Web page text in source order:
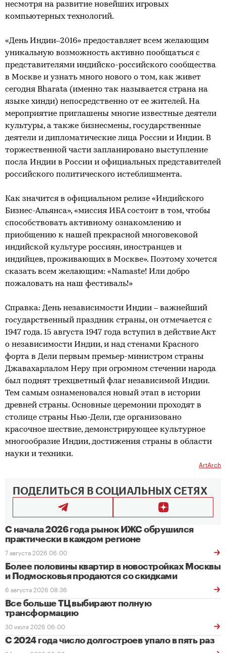
несмотря на развитие новейших игровых
компьютерных технологий.
«День Индии–2016» предоставляет всем желающим
уникальную возможность активно пообщаться с
представителями индийско-российского сообщества
в Москве и узнать много нового о том, как живет
сегодня Bharata (именно так называется страна на
языке хинди) непосредственно от ее жителей. На
мероприятие приглашены многие известные деятели
культуры, а также бизнесмены, государственные
деятели и дипломатические лица России и Индии. В
торжественной части запланировано выступление
посла Индии в России и официальных представителей
российского политического истеблишмента.
Как значится в официальном релизе «Индийского
Бизнес-Альянса», «миссия ИБА состоит в том, чтобы
способствовать активному ознакомлению и
приобщению к нашей прекрасной многовековой
индийской культуре россиян, иностранцев и
индийцев, проживающих в Москве». Поэтому хочется
сказать всем желающим: «Namaste! Или добро
пожаловать на наш фестиваль!»
Справка: День независимости Индии – важнейший
государственный праздник страны, он отмечается с
1947 года. 15 августа 1947 года вступил в действие Акт
о независимости Индии, и над стенами Красного
форта в Дели первым премьер-министром страны
Джавахарлалом Неру при огромном стечении народа
был поднят трехцветный флаг независимой Индии.
Тем самым ознаменовался новый этап в истории
древней страны. Основные церемонии проходят в
столице страны Нью-Дели, где организовано
красочное шествие, демонстрирующее культурное
многообразие Индии, достижения страны в области
науки и техники.
ArtArch
ПОДЕЛИТЬСЯ В СОЦИАЛЬНЫХ СЕТЯХ
С начала 2026 года рынок ИЖС обрушился
практически в каждом регионе
7 августа 2026 06:00
Более половины квартир в новостройках Москвы
и Подмосковья продаются со скидками
6 августа 2026 08:36
Все больше ТЦ выбирают полную
трансформацию
30 июля 2026 06:00
С 2024 года число долгостроев упало в пять раз